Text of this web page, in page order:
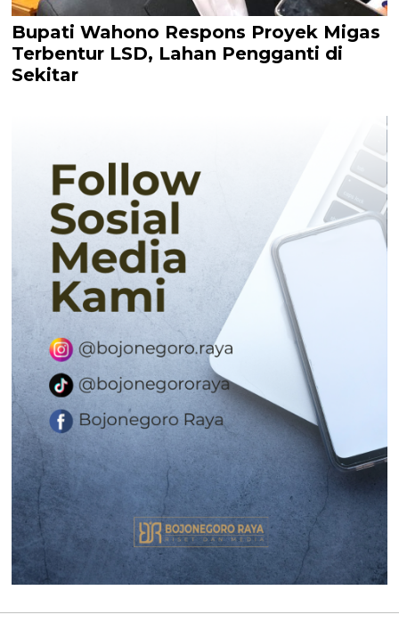
Bupati Wahono Respons Proyek Migas
Terbentur LSD, Lahan Pengganti di
Sekitar